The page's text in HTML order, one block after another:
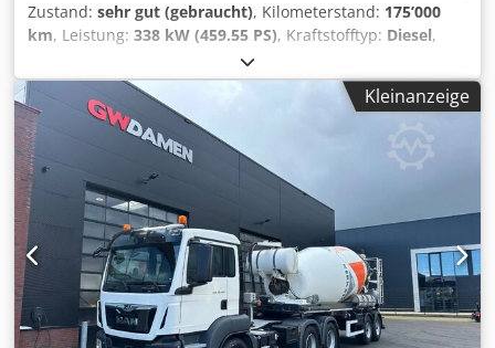
Zustand: sehr gut (gebraucht), Kilometerstand: 175’000
km, Leistung: 338 kW (459.55 PS), Kraftstofftyp: Diesel,
, Kraftstoff:
Motorbremsung, Fahrerkabine:Fahrerhaus, Getriebetyp:
Automatisch
, Anzahl der Gänge:
, Emissionsklasse:
Euro6
, Federung: Blatt, Baujahr: , Ausstattung:ABS,
Bluetooth, Klimaanlage, Standklimaanlage,
Zentralverriegelung
, = Weitere Optionen und Zubehör = -
2 Pedale Steuerung - Beheizbare Spiegel - Blattfederung -
Bremskraftverstärker - Luftgefederte Sitze - Radio/CD-
Spieler - Rundumleuchte - Rückwärtsfahrkamera -
Sonnenschutzklappe - Xenonbeleuchtung -
Zentralschmierung = Anmerkungen = 6x4 Euro 6
Blattfederung 12-Gang-Automatikgetriebe Crjdpfx
Apjztayho Ijf Nur 175.000 km I.C.M. 2-Achs-Betonmischer-
Kleinanzeige